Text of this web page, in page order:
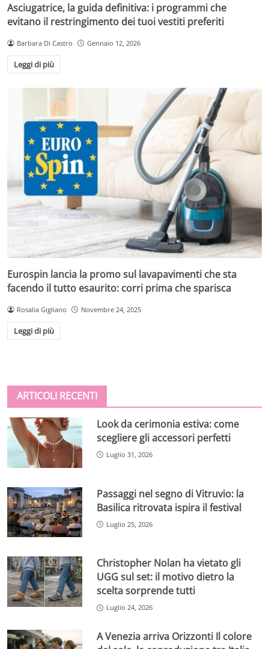
Asciugatrice, la guida definitiva: i programmi che
evitano il restringimento dei tuoi vestiti preferiti
Barbara Di Castro Gennaio 12, 2026
Leggi di più
Eurospin lancia la promo sul lavapavimenti che sta
facendo il tutto esaurito: corri prima che sparisca
Rosalia Gigliano Novembre 24, 2025
Leggi di più
ARTICOLI RECENTI
Look da cerimonia estiva: come
scegliere gli accessori perfetti
Luglio 31, 2026
Passaggi nel segno di Vitruvio: la
Basilica ritrovata ispira il festival
Luglio 25, 2026
Christopher Nolan ha vietato gli
UGG sul set: il motivo dietro la
scelta sorprende tutti
Luglio 24, 2026
A Venezia arriva Orizzonti Il colore